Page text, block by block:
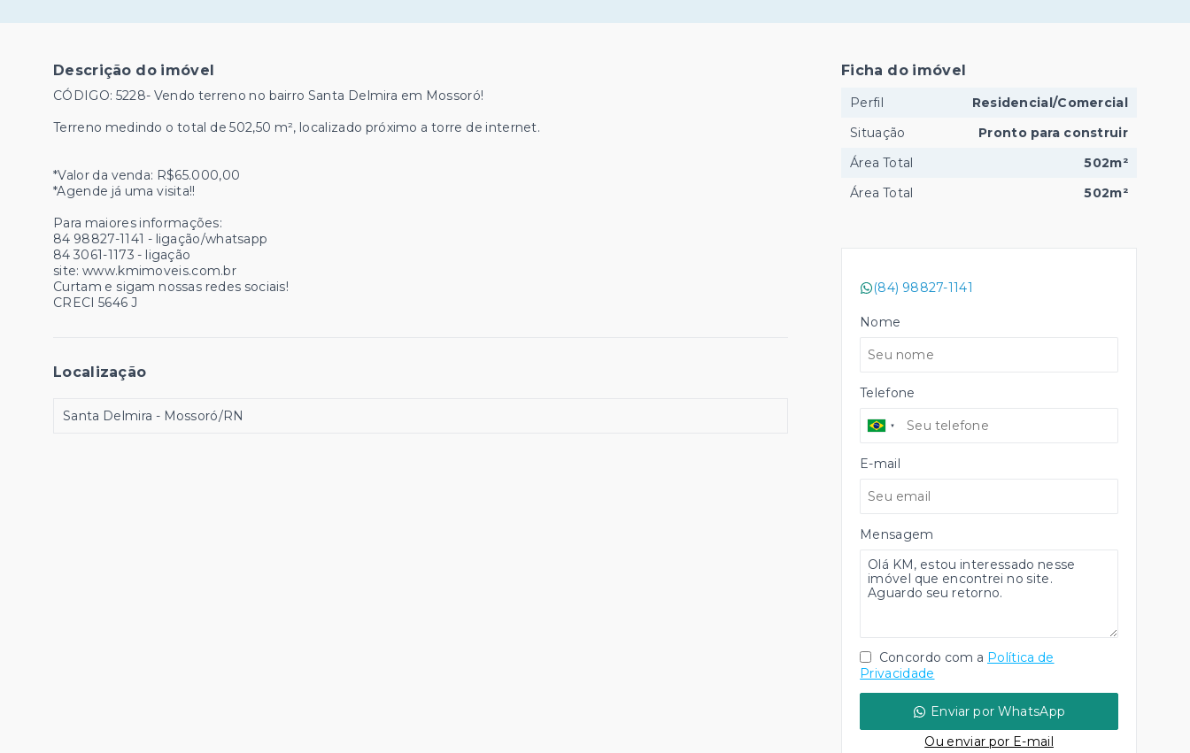
Descrição do imóvel
CÓDIGO: 5228- Vendo terreno no bairro Santa Delmira em Mossoró!
Terreno medindo o total de 502,50 m², localizado próximo a torre de internet.
*Valor da venda: R$65.000,00
*Agende já uma visita!!
Para maiores informações:
84 98827-1141 - ligação/whatsapp
84 3061-1173 - ligação
site: www.kmimoveis.com.br
Curtam e sigam nossas redes sociais!
CRECI 5646 J
Localização
Santa Delmira - Mossoró/RN
Ficha do imóvel
Perfil
Residencial/Comercial
Situação
Pronto para construir
Área Total
502m²
Área Total
502m²
(84) 98827-1141
Nome
Telefone
E-mail
Mensagem
Concordo com a Política de
Privacidade
Enviar por WhatsApp
Ou enviar por E-mail